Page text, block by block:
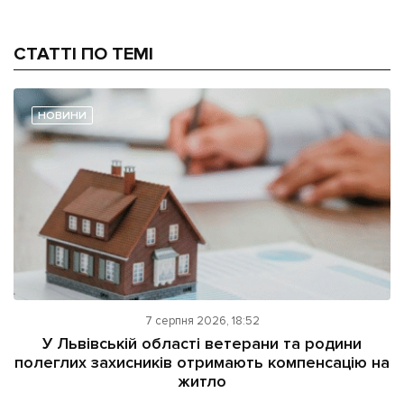
СТАТТІ ПО ТЕМІ
НОВИНИ
7 серпня 2026, 18:52
У Львівській області ветерани та родини
полеглих захисників отримають компенсацію на
житло